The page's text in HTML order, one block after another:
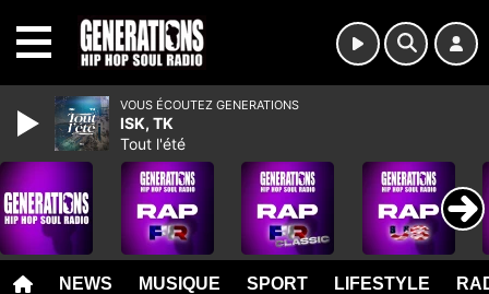
NEWS MUSIQUE SPORT LIFESTYLE
VOUS ÉCOUTEZ GENERATIONS
ISK, TK
Tout l'été